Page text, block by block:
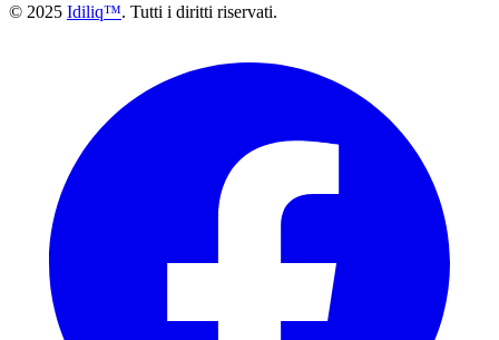
© 2025 Idiliq™. Tutti i diritti riservati.